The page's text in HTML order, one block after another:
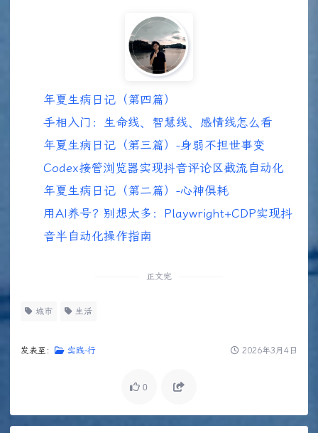
年夏生病日记（第四篇）
手相入门：生命线、智慧线、感情线怎么看
年夏生病日记（第三篇）-身弱不担世事变
Codex接管浏览器实现抖音评论区截流自动化
年夏生病日记（第二篇）-心神俱耗
用AI养号？别想太多：Playwright+CDP实现抖
音半自动化操作指南
正文完
城市 生活
发表至： 实践-行 2026年3月4日
0